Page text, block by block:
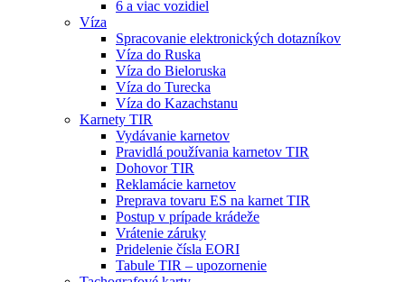
6 a viac vozidiel
Víza
Spracovanie elektronických dotazníkov
Víza do Ruska
Víza do Bieloruska
Víza do Turecka
Víza do Kazachstanu
Karnety TIR
Vydávanie karnetov
Pravidlá používania karnetov TIR
Dohovor TIR
Reklamácie karnetov
Preprava tovaru ES na karnet TIR
Postup v prípade krádeže
Vrátenie záruky
Pridelenie čísla EORI
Tabule TIR – upozornenie